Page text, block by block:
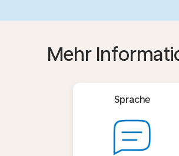
Mehr
Sprache